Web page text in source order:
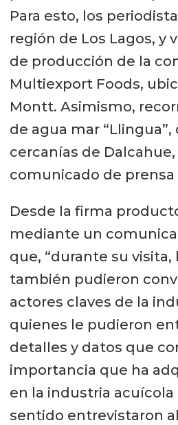
Para esto, los
región de Los Lagos, y
de producción de la
Multiexport Foods,
Montt. Asimismo,
de agua mar
cercanías de
comunicado de prensa
Desde la firma
mediante un
que, “durante su
también pudieron
actores claves de la
quienes le pudieron
detalles y datos que
importancia que ha
en la industria acuícola
sentido entrevistaron